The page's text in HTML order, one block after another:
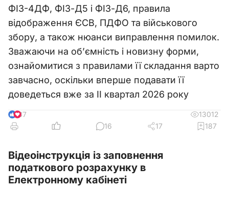
ФІЗ-4ДФ, ФІЗ-Д5 і ФІЗ-Д6, правила
відображення ЄСВ, ПДФО та військового
збору, а також нюанси виправлення помилок.
Зважаючи на об’ємність і новизну форми,
ознайомитися з правилами її складання варто
завчасно, оскільки вперше подавати її
доведеться вже за ІІ квартал 2026 року
37
13012
16
17 187
Відеоінструкція із заповнення
податкового розрахунку в
Електронному кабінеті